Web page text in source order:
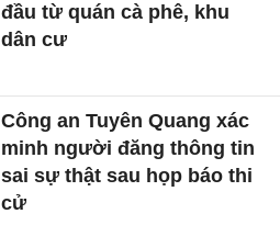
đầu từ quán cà phê, khu
dân cư
Công an Tuyên Quang xác
minh người đăng thông tin
sai sự thật sau họp báo thi
cử